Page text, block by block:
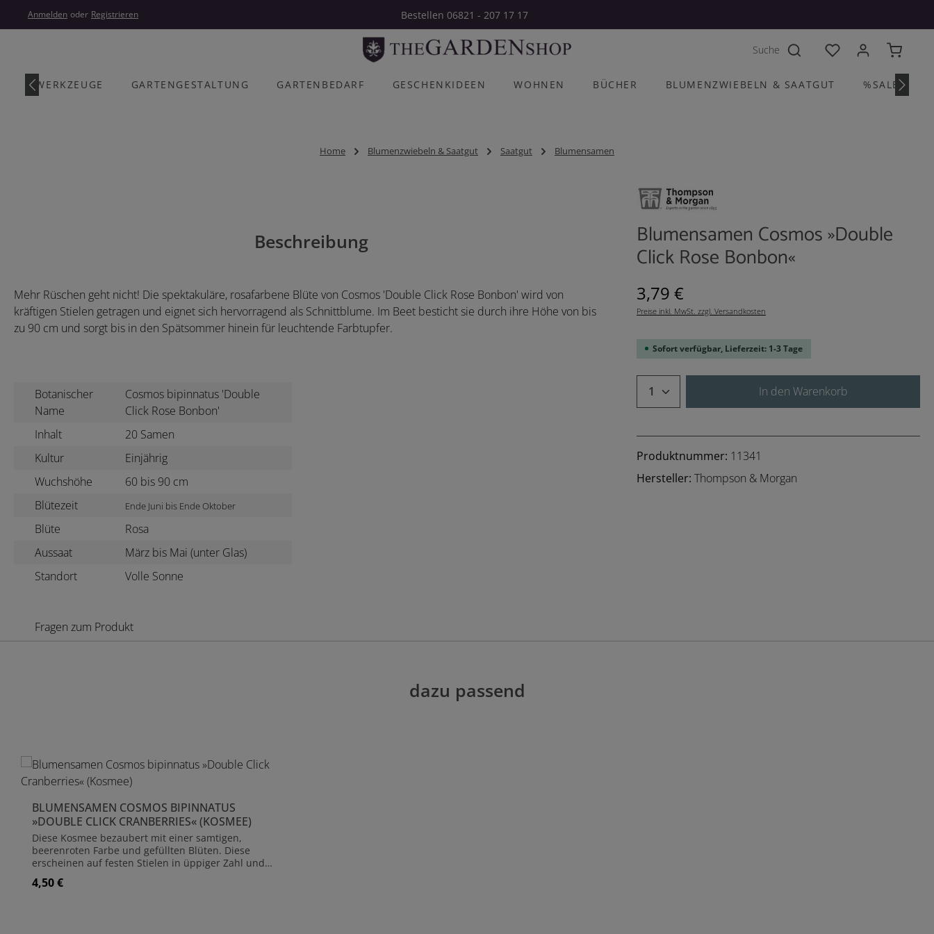
Hauptinhalt springen
Zur Hauptnavigation springen
Anmelden oder Registrieren Bestellen 06821 - 207 17 17
Du hast 0 Produkte
GARTENGESTALTUNG GARTENBEDARF GESCHENKIDEEN WOHNEN BÜCHER BLUMENZWIEBELN & SAATGUT %SALE%
Home Blumenzwiebeln & Saatgut Saatgut Blumensamen
Blumensamen Cosmos »Double
Click Rose Bonbon«
Regulärer Preis:
3,79 €
Preise inkl. MwSt. zzgl. Versandkosten
Sofort verfügbar, Lieferzeit: 1-3 Tage
Produkt Anzahl: Gib den
In den Warenkorb
Produktnummer: 11341
Hersteller: Thompson & Morgan
Beschreibung
Mehr Rüschen geht nicht! Die spektakuläre, rosafarbene Blüte von Cosmos 'Double Click Rose Bonbon' wird von
kräftigen Stielen getragen und eignet sich hervorragend als Schnittblume. Im Beet besticht sie durch ihre Höhe von bis
zu 90 cm und sorgt bis in den Spätsommer hinein für leuchtende Farbtupfer.
Botanischer
Name
Cosmos bipinnatus 'Double
Click Rose Bonbon'
Inhalt
20 Samen
Kultur
Einjährig
Wuchshöhe
60 bis 90 cm
Blütezeit
Ende Juni bis Ende Oktober
Blüte
Rosa
Aussaat
März bis Mai (unter Glas)
Standort
Volle Sonne
Fragen zum Produkt
dazu passend
BLUMENSAMEN COSMOS BIPINNATUS
»DOUBLE CLICK CRANBERRIES« (KOSMEE)
Diese Kosmee bezaubert mit einer samtigen,
beerenroten Farbe und gefüllten Blüten. Diese
erscheinen auf festen Stielen in üppiger Zahl und
verleihen jedem Beet oder Bouquet Tiefe und Magie!
Botanischer Name Cosmos bipinnatus Inhalt ca.
Regulärer Preis:
4,50 €